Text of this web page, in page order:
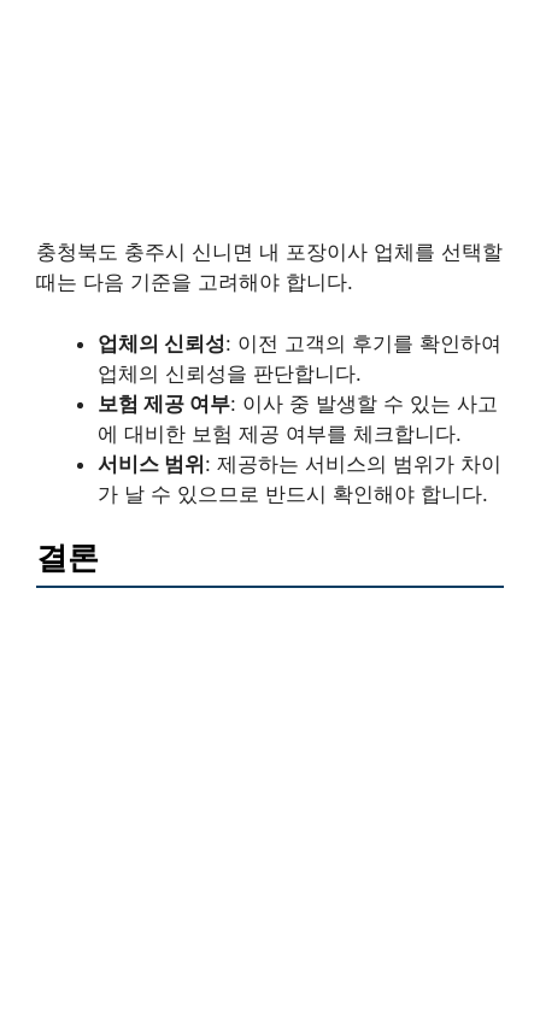
충청북도 충주시 신니면 내 포장이사 업체를 선택할
때는 다음 기준을 고려해야 합니다.
업체의 신뢰성: 이전 고객의 후기를 확인하여
업체의 신뢰성을 판단합니다.
보험 제공 여부: 이사 중 발생할 수 있는 사고
에 대비한 보험 제공 여부를 체크합니다.
서비스 범위: 제공하는 서비스의 범위가 차이
가 날 수 있으므로 반드시 확인해야 합니다.
결론